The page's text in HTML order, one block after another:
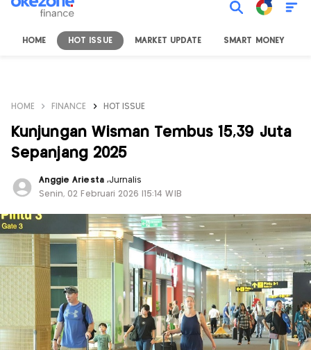
HOME HOT ISSUE MARKET UPDATE SMART MONEY
HOME FINANCE HOT ISSUE
Kunjungan Wisman Tembus 15,39 Juta
Sepanjang 2025
Anggie Ariesta ,Jurnalis
Senin, 02 Februari 2026 |15:14 WIB